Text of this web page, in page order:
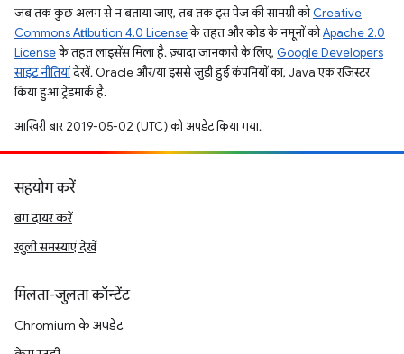
जब तक कुछ अलग से न बताया जाए, तब तक इस पेज की सामग्री कोCreative
Commons Attribution 4.0 Licenseके तहत और कोड के नमूनों कोApache 2.0
Licenseके तहत लाइसेंस मिला है. ज़्यादा जानकारी के लिए, Google Developers
साइट नीतियांदेखें. Oracle और/या इससे जुड़ी हुई कंपनियों का, Java एक रजिस्टर
किया हुआ ट्रेडमार्क है.
आखिरी बार 2019-05-02 (UTC) को अपडेट किया गया.
सहयोग करें
बग दायर करें
खुली समस्याएं देखें
मिलता-जुलता कॉन्टेंट
Chromium के अपडेट